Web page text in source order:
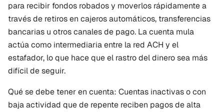
para recibir fondos robados y moverlos rápidamente a
través de retiros en cajeros automáticos, transferencias
bancarias u otros canales de pago. La cuenta mula
actúa como intermediaria entre la red ACH y el
estafador, lo que hace que el rastro del dinero sea más
difícil de seguir.
Qué se debe tener en cuenta: Cuentas inactivas o con
baja actividad que de repente reciben pagos de alta